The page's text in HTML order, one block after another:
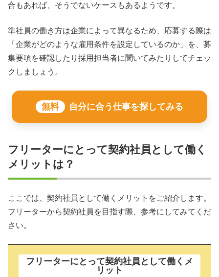
合もあれば、そうでないケースもあるようです。
準社員の働き方は企業によって異なるため、応募する際は
「企業がどのような雇用条件を設定しているのか」を、募
集要項を確認したり採用担当者に聞いてみたりしてチェッ
クしましょう。
無料 自分に合う仕事を探してみる
フリーターにとって契約社員として働く
メリットは？
ここでは、契約社員として働くメリットをご紹介します。
フリーターから契約社員を目指す際、参考にしてみてくだ
さい。
フリーターにとって契約社員として働くメ
リット